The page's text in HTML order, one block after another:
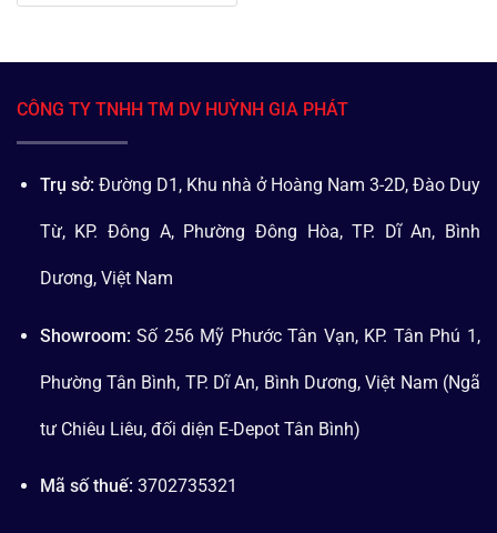
CÔNG TY TNHH TM DV HUỲNH GIA PHÁT
Trụ sở: Đường D1, Khu nhà ở Hoàng Nam 3-2D, Đào Duy
Từ, KP. Đông A, Phường Đông Hòa, TP. Dĩ An, Bình
Dương, Việt Nam
Showroom: Số 256 Mỹ Phước Tân Vạn, KP. Tân Phú 1,
Phường Tân Bình, TP. Dĩ An, Bình Dương, Việt Nam (Ngã
tư Chiêu Liêu, đối diện E-Depot Tân Bình)
Mã số thuế: 3702735321